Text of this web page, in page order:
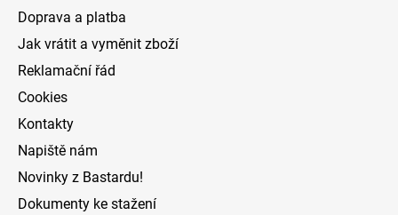
Doprava a platba
Jak vrátit a vyměnit zboží
Reklamační řád
Cookies
Kontakty
Napiště nám
Novinky z Bastardu!
Dokumenty ke stažení